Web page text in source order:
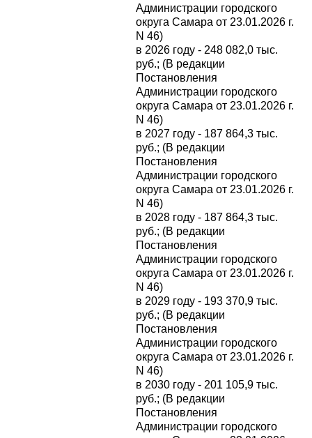
Администрации городского
округа Самара от 23.01.2026 г.
N 46)
в 2026 году - 248 082,0 тыс.
руб.; (В редакции
Постановления
Администрации городского
округа Самара от 23.01.2026 г.
N 46)
в 2027 году - 187 864,3 тыс.
руб.; (В редакции
Постановления
Администрации городского
округа Самара от 23.01.2026 г.
N 46)
в 2028 году - 187 864,3 тыс.
руб.; (В редакции
Постановления
Администрации городского
округа Самара от 23.01.2026 г.
N 46)
в 2029 году - 193 370,9 тыс.
руб.; (В редакции
Постановления
Администрации городского
округа Самара от 23.01.2026 г.
N 46)
в 2030 году - 201 105,9 тыс.
руб.; (В редакции
Постановления
Администрации городского